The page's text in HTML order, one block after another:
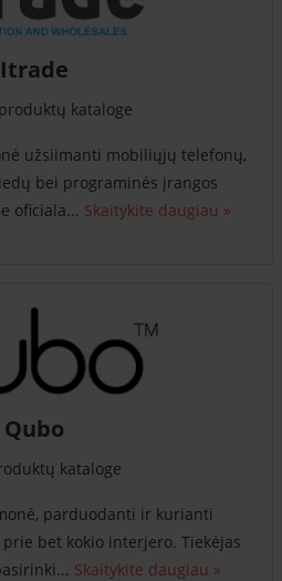
Itrade
kataloge
užsiimanti mobiliųjų telefonų,
bei programinės įrangos
oficiala... Skaitykite daugiau »
Qubo
kataloge
parduodanti ir kurianti
bet kokio interjero. Tiekėjas
Skaitykite daugiau »